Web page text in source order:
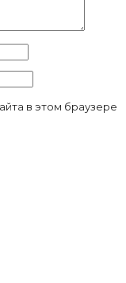
в этом браузере